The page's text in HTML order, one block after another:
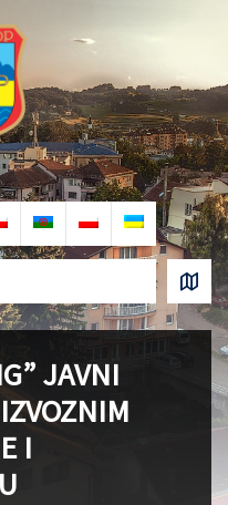
JAVNI
I